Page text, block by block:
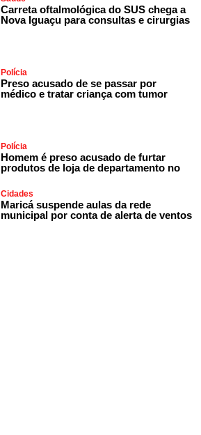
Carreta oftalmológica do SUS chega a
Nova Iguaçu para consultas e cirurgias
Polícia
Preso acusado de se passar por
médico e tratar criança com tumor
Polícia
Homem é preso acusado de furtar
produtos de loja de departamento no
Cidades
Maricá suspende aulas da rede
municipal por conta de alerta de ventos